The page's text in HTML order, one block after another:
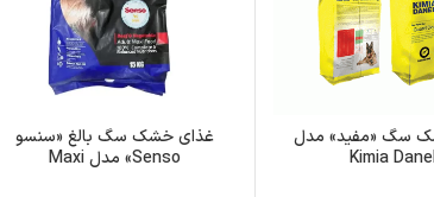
سگ «مفید» مدل
Kimia
غذای خشک سگ بالغ «سنسو
Senso» مدل Maxi